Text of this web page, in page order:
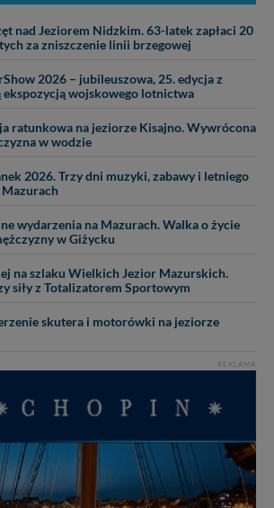
nad Jeziorem Nidzkim. 63-latek zapłaci 20
za zniszczenie linii brzegowej
2026 – jubileuszowa, 25. edycja z
wojskowego lotnictwa
ratunkowa na jeziorze Kisajno. Wywrócona
w wodzie
2026. Trzy dni muzyki, zabawy i letniego
wydarzenia na Mazurach. Walka o życie
w Giżycku
na szlaku Wielkich Jezior Mazurskich.
siły z Totalizatorem Sportowym
skutera i motorówki na jeziorze
REKLAMA
wykorzystuje oraz nie udostępnia
innym podmiotom oraz osobom
elementem usługi (przekazanie
kontaktowego, przekazanie danych
o zasadach i funkcjonalności
Serwisu
Twoich danych jest: Agencja
Monika Borkowska, z siedzibą ul.
Giżycko. Możesz z nami
za pośrednictwem tej strony
możesz: zażądać dostępu do swoich
ich poprawienia lub usunięcia,
techniczne zrealizowanie Twoich
do informacji zawartych w plikach
przypadkach nie możemy tego
miłego odkrywania Mazur na